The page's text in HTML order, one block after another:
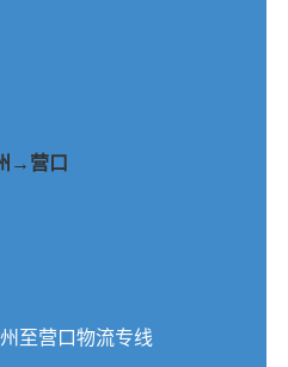
→营口
至营口物流专线